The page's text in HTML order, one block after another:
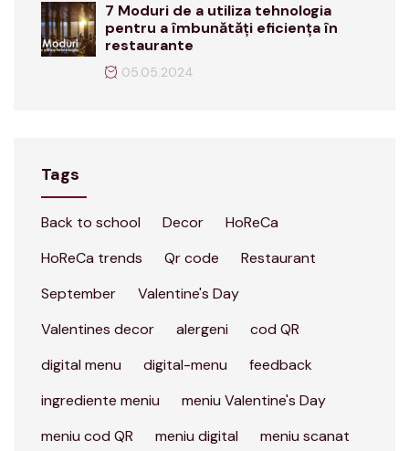
7 Moduri de a utiliza tehnologia
pentru a îmbunătăți eficiența în
restaurante
05.05.2024
Tags
Back to school Decor
HoReCa
HoReCa trends
Qr code
Restaurant
September
Valentine's Day
Valentines decor
alergeni
cod QR
digital menu
digital-menu
feedback
ingrediente meniu
meniu Valentine's Day
meniu cod QR
meniu digital
meniu scanat